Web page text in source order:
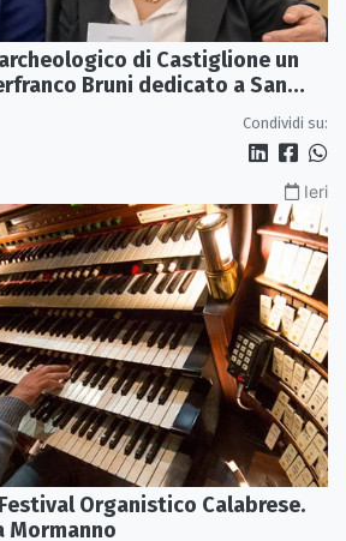
di Castiglione un
Bruni dedicato a San
Condividi su:
Ieri
Organistico Calabrese.
Mormanno